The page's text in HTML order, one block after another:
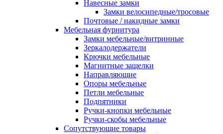
Навесные замки
Замки велосипедные/тросовые
Почтовые / накидные замки
Мебельная фурнитура
Замки мебельные/витринные
Зеркалодержатели
Крючки мебельные
Магнитные защелки
Направляющие
Опоры мебельные
Петли мебельные
Подпятники
Ручки-кнопки мебельные
Ручки-скобы мебельные
Сопутствующие товары